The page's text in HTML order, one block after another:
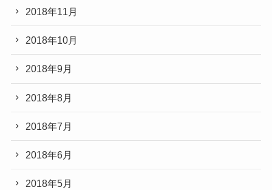
2018年11月
2018年10月
2018年9月
2018年8月
2018年7月
2018年6月
2018年5月